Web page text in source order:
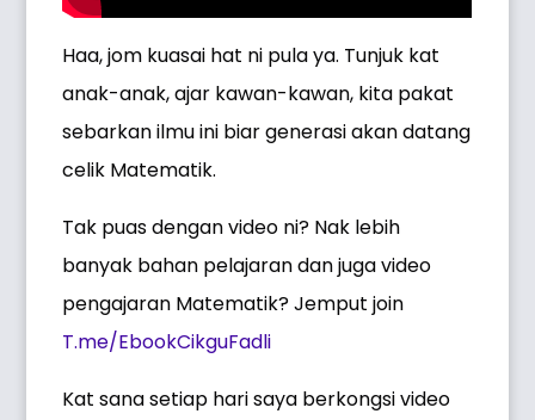
Haa, jom kuasai hat ni pula ya. Tunjuk kat
anak-anak, ajar kawan-kawan, kita pakat
sebarkan ilmu ini biar generasi akan datang
celik Matematik.
Tak puas dengan video ni? Nak lebih
banyak bahan pelajaran dan juga video
pengajaran Matematik? Jemput join
T.me/EbookCikguFadli
Kat sana setiap hari saya berkongsi video